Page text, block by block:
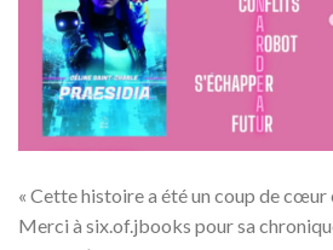
« Cette histoire a été un coup de cœur
Merci à six.of.jbooks pour sa